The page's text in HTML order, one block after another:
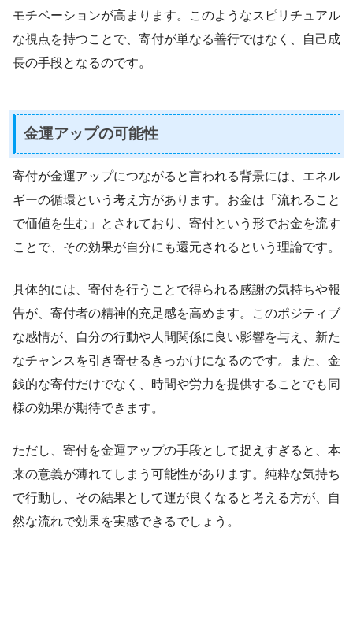
モチベーションが高まります。このようなスピリチュアル
な視点を持つことで、寄付が単なる善行ではなく、自己成
長の手段となるのです。
金運アップの可能性
寄付が金運アップにつながると言われる背景には、エネル
ギーの循環という考え方があります。お金は「流れること
で価値を生む」とされており、寄付という形でお金を流す
ことで、その効果が自分にも還元されるという理論です。
具体的には、寄付を行うことで得られる感謝の気持ちや報
告が、寄付者の精神的充足感を高めます。このポジティブ
な感情が、自分の行動や人間関係に良い影響を与え、新た
なチャンスを引き寄せるきっかけになるのです。また、金
銭的な寄付だけでなく、時間や労力を提供することでも同
様の効果が期待できます。
ただし、寄付を金運アップの手段として捉えすぎると、本
来の意義が薄れてしまう可能性があります。純粋な気持ち
で行動し、その結果として運が良くなると考える方が、自
然な流れで効果を実感できるでしょう。